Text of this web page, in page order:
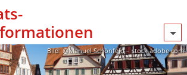
Bild: @Manuel Schönfeld – stock.adobe.com